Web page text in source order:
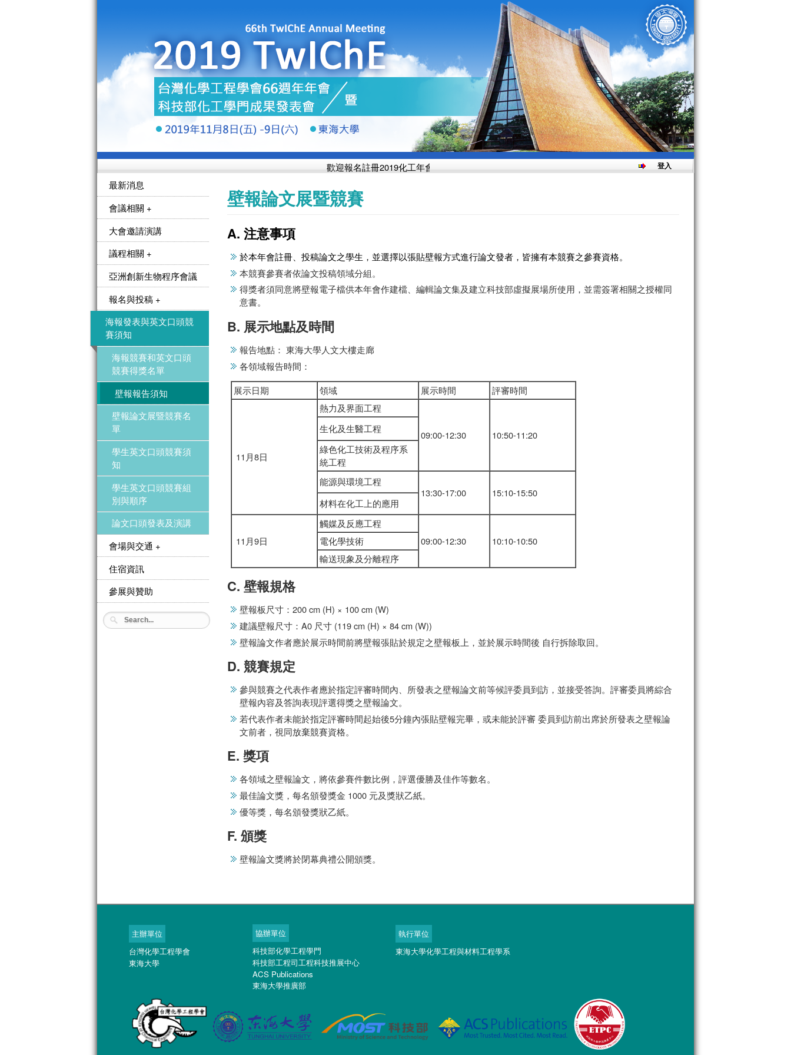
歡迎報名註冊2019化工年會 投稿日期延長至10月14日早鳥優惠付款期限為10月18日 登入
最新消息
會議相關 +
大會邀請演講
議程相關 +
亞洲創新生物程序會議
報名與投稿 +
海報發表與英文口頭競
賽須知
海報競賽和英文口頭
競賽得獎名單
壁報報告須知
壁報論文展暨競賽名
單
學生英文口頭競賽須
知
學生英文口頭競賽組
別與順序
論文口頭發表及演講
會場與交通 +
住宿資訊
參展與贊助
壁報論文展暨競賽
A. 注意事項
​於本年會註冊、投稿論文之學生，並選擇以張貼壁報方式進行論文發者，皆擁有本競賽之參賽資格。
本競賽參賽者依論文投稿領域分組。
得獎者須同意將壁報電子檔供本年會作建檔、編輯論文集及建立科技部虛擬展場所使用，並需簽署相關之授權同
意書。
B. 展示地點及時間
報告地點： 東海大學人文大樓走廊
各領域報告時間：
展示日期
領域 展示時間 評審時間
11月8日
熱力及界面工程
09:00-12:30 10:50-11:20
生化及生醫工程
綠色化工技術及程序系
統工程
能源與環境工程
13:30-17:00
15:10-15:50
材料在化工上的應用
11月9日
觸媒及反應工程
09:00-12:30
10:10-10:50
電化學技術
輸送現象及分離程序
C. 壁報規格
壁報板尺寸：200 cm (H) × 100 cm (W)
建議壁報尺寸：A0 尺寸 (119 cm (H) × 84 cm (W))
壁報論文作者應於展示時間前將壁報張貼於規定之壁報板上，並於展示時間後 自行拆除取回。
D. 競賽規定
參與競賽之代表作者應於指定評審時間內、所發表之壁報論文前等候評委員到訪，並接受答詢。評審委員將綜合
壁報內容及答詢表現評選得獎之壁報論文。
若代表作者未能於指定評審時間起始後5分鐘內張貼壁報完畢，或未能於評審 委員到訪前出席於所發表之壁報論
文前者，視同放棄競賽資格。
E. 獎項
各領域之壁報論文，將依參賽件數比例，評選優勝及佳作等數名。
最佳論文獎，每名頒發獎金 1000 元及獎狀乙紙。
優等獎，每名頒發獎狀乙紙。
F. 頒獎
壁報論文獎將於閉幕典禮公開頒獎。
主辦單位
台灣化學工程學會
東海大學
協辦單位
科技部化學工程學門
科技部工程司工程科技推展中心
ACS Publications
東海大學推廣部
執行單位
東海大學化學工程與材料工程學系